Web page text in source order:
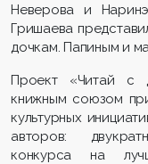
Неверова и
Гришаева
дочкам. Папиным и
Проект «Читай с
книжным союзом
культурных
авторов:
конкурса на